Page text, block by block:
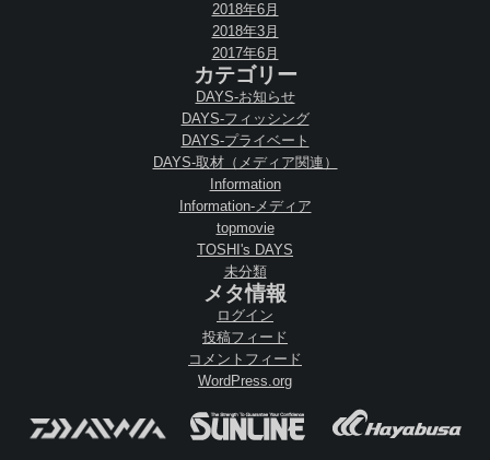
2018年6月
2018年3月
2017年6月
カテゴリー
DAYS-お知らせ
DAYS-フィッシング
DAYS-プライベート
DAYS-取材（メディア関連）
Information
Information-メディア
topmovie
TOSHI's DAYS
未分類
メタ情報
ログイン
投稿フィード
コメントフィード
WordPress.org